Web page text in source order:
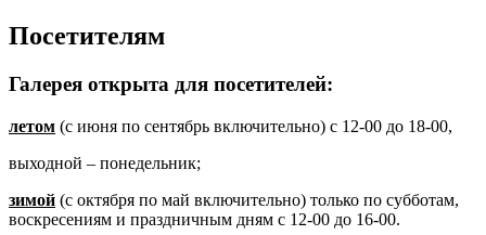
Посетителям
Галерея открыта для посетителей:
летом (с июня по сентябрь включительно) с 12-00 до 18-00,
выходной – понедельник;
зимой (с октября по май включительно) только по субботам,
воскресениям и праздничным дням с 12-00 до 16-00.